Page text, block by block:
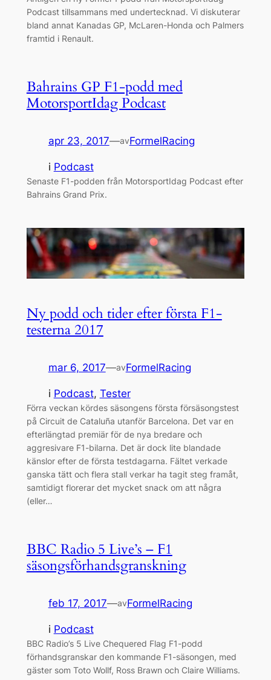
Podcast tillsammans med undertecknad. Vi diskuterar
bland annat Kanadas GP, McLaren-Honda och Palmers
framtid i Renault.
Bahrains GP F1-podd med
MotorsportIdag Podcast
apr 23, 2017—avFormelRacing
i Podcast
Senaste F1-podden från MotorsportIdag Podcast efter
Bahrains Grand Prix.
Ny podd och tider efter första F1-
testerna 2017
mar 6, 2017—avFormelRacing
i Podcast, Tester
Förra veckan kördes säsongens första försäsongstest
på Circuit de Cataluña utanför Barcelona. Det var en
efterlängtad premiär för de nya bredare och
aggresivare F1-bilarna. Det är dock lite blandade
känslor efter de första testdagarna. Fältet verkade
ganska tätt och flera stall verkar ha tagit steg framåt,
samtidigt florerar det mycket snack om att några
(eller…
BBC Radio 5 Live’s – F1
säsongsförhandsgranskning
feb 17, 2017—avFormelRacing
i Podcast
BBC Radio’s 5 Live Chequered Flag F1-podd
förhandsgranskar den kommande F1-säsongen, med
gäster som Toto Wollf, Ross Brawn och Claire Williams.